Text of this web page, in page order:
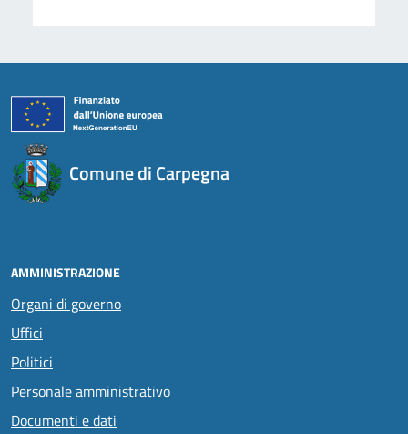
Comune di Carpegna
AMMINISTRAZIONE
Organi di governo
Uffici
Politici
Personale amministrativo
Documenti e dati